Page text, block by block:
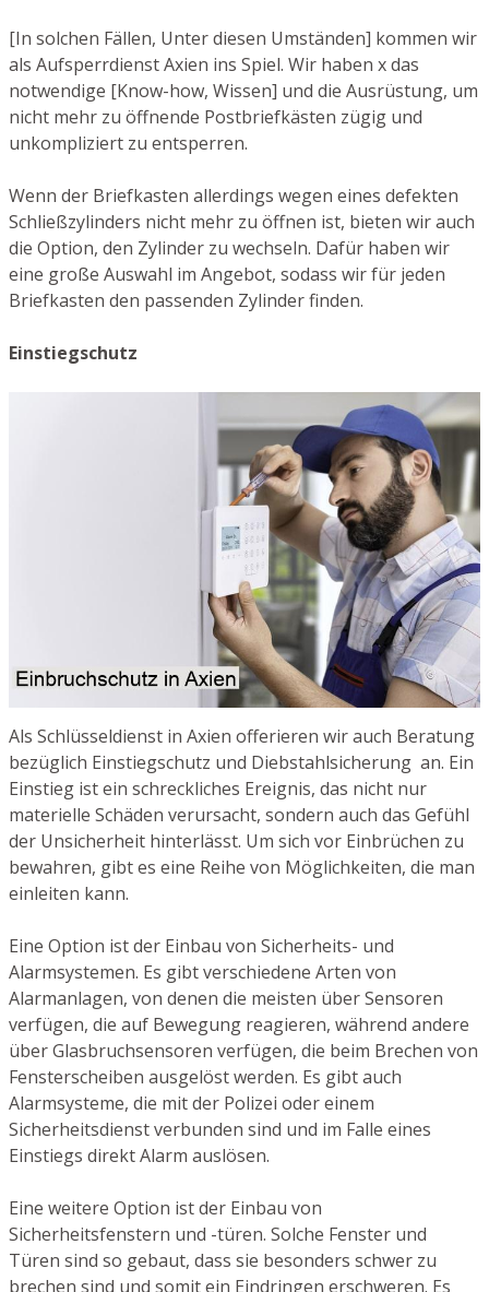
[In solchen Fällen, Unter diesen Umständen] kommen wir
als Aufsperrdienst Axien ins Spiel. Wir haben x das
notwendige [Know-how, Wissen] und die Ausrüstung, um
nicht mehr zu öffnende Postbriefkästen zügig und
unkompliziert zu entsperren.
Wenn der Briefkasten allerdings wegen eines defekten
Schließzylinders nicht mehr zu öffnen ist, bieten wir auch
die Option, den Zylinder zu wechseln. Dafür haben wir
eine große Auswahl im Angebot, sodass wir für jeden
Briefkasten den passenden Zylinder finden.
Einstiegschutz
Als Schlüsseldienst in Axien offerieren wir auch Beratung
bezüglich Einstiegschutz und Diebstahlsicherung an. Ein
Einstieg ist ein schreckliches Ereignis, das nicht nur
materielle Schäden verursacht, sondern auch das Gefühl
der Unsicherheit hinterlässt. Um sich vor Einbrüchen zu
bewahren, gibt es eine Reihe von Möglichkeiten, die man
einleiten kann.
Eine Option ist der Einbau von Sicherheits- und
Alarmsystemen. Es gibt verschiedene Arten von
Alarmanlagen, von denen die meisten über Sensoren
verfügen, die auf Bewegung reagieren, während andere
über Glasbruchsensoren verfügen, die beim Brechen von
Fensterscheiben ausgelöst werden. Es gibt auch
Alarmsysteme, die mit der Polizei oder einem
Sicherheitsdienst verbunden sind und im Falle eines
Einstiegs direkt Alarm auslösen.
Eine weitere Option ist der Einbau von
Sicherheitsfenstern und -türen. Solche Fenster und
Türen sind so gebaut, dass sie besonders schwer zu
brechen sind und somit ein Eindringen erschweren. Es